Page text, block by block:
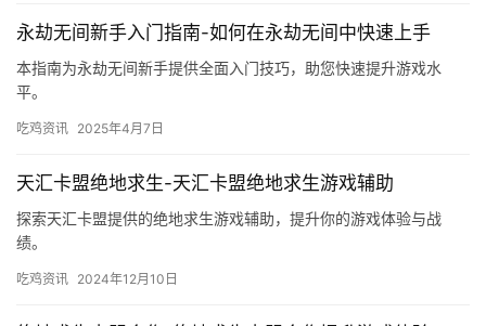
永劫无间新手入门指南-如何在永劫无间中快速上手
本指南为永劫无间新手提供全面入门技巧，助您快速提升游戏水
平。
吃鸡资讯 2025年4月7日
天汇卡盟绝地求生-天汇卡盟绝地求生游戏辅助
探索天汇卡盟提供的绝地求生游戏辅助，提升你的游戏体验与战
绩。
吃鸡资讯 2024年12月10日